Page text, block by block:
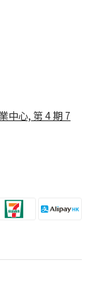
中心, 第 4 期 7